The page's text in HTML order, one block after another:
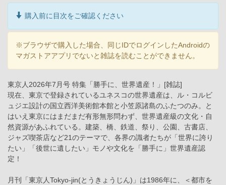
購入前に目次をご確認ください
※ブラウザで購入した場合、同じIDでログインしたAndroidの
マガストアアプリでないと雑誌を読むことができません。
東京人2026年7月号 特集「勝手に、世界遺産！」[雑誌]
現在、東京で登録されているユネスコの世界遺産は、ル・コルビ
ュジエ設計の国立西洋美術館本館と小笠原諸島のふたつのみ。と
はいえ東京にはまだまだ有形無形問わず、世界遺産級の文化・自
然資源があふれている。建築、橋、鉄道、祭り、公園、古書店、
ジャズ喫茶店など21のテーマで、各界の識者たちが「世界に誇り
たい」「後世に遺したい」モノや文化を「勝手に」世界遺産認
定！
月刊「東京人Tokyo-jin(とうきょうじん)」は1986年に、＜都市を